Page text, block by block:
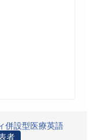
併設型医療英語
者